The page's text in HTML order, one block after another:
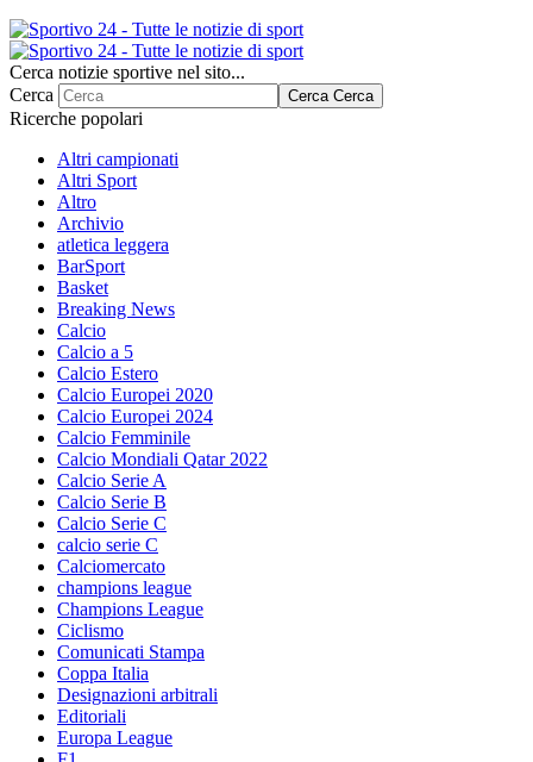
Cerca notizie sportive nel sito...
Cerca
Cerca Cerca
Ricerche popolari
Altri campionati
Altri Sport
Altro
Archivio
atletica leggera
BarSport
Basket
Breaking News
Calcio
Calcio a 5
Calcio Estero
Calcio Europei 2020
Calcio Europei 2024
Calcio Femminile
Calcio Mondiali Qatar 2022
Calcio Serie A
Calcio Serie B
Calcio Serie C
calcio serie C
Calciomercato
champions league
Champions League
Ciclismo
Comunicati Stampa
Coppa Italia
Designazioni arbitrali
Editoriali
Europa League